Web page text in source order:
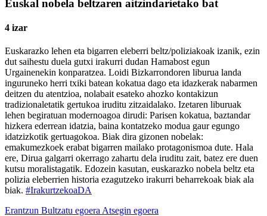
Euskal nobela beltzaren aitzindarietako bat
4 izar
Euskarazko lehen eta bigarren eleberri beltz/poliziakoak izanik, ezin
dut saihestu duela gutxi irakurri dudan Hamabost egun
Urgainenekin konparatzea. Loidi Bizkarrondoren liburua landa
inguruneko herri txiki batean kokatua dago eta idazkerak nabarmen
deitzen du atentzioa, nolabait esateko ahozko kontakizun
tradizionaletatik gertukoa iruditu zitzaidalako. Izetaren liburuak
lehen begiratuan modernoagoa dirudi: Parisen kokatua, baztandar
hizkera ederrean idatzia, baina kontatzeko modua gaur egungo
idatzizkotik gertuagokoa. Biak dira gizonen nobelak:
emakumezkoek erabat bigarren mailako protagonismoa dute. Hala
ere, Dirua galgarri okerrago zahartu dela iruditu zait, batez ere duen
kutsu moralistagatik. Edozein kasutan, euskarazko nobela beltz eta
polizia eleberrien historia ezagutzeko irakurri beharrekoak biak ala
biak. #IrakurtzekoaDA
Erantzun Bultzatu egoera Atsegin egoera